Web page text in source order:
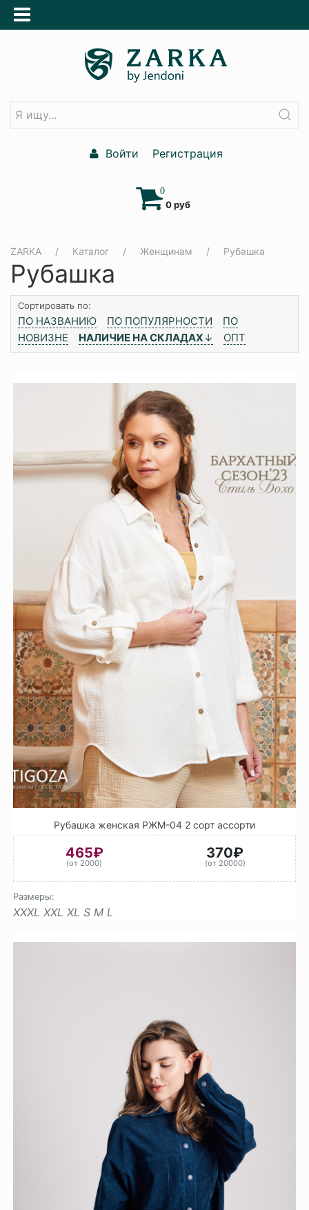
Войти Регистрация
0
0 руб
ZARKA Каталог Женщинам Рубашка
Рубашка
Сортировать по:
ПО НАЗВАНИЮ ПО ПОПУЛЯРНОСТИ
ПО
НОВИЗНЕ
НАЛИЧИЕ НА СКЛАДАХ↓ ОПТ
Рубашка женская РЖМ-04 2 сорт ассорти
465₽
(от 2000)
370₽
(от 20000)
Размеры:
XXXL XXL XL S M L